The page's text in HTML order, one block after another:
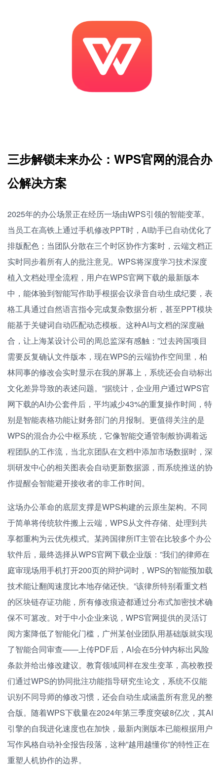
三步解锁未来办公：WPS官网的混合办
公解决方案
2025年的办公场景正在经历一场由WPS引领的智能变革。
当员工在高铁上通过手机修改PPT时，AI助手已自动优化了
排版配色；当团队分散在三个时区协作方案时，云端文档正
实时同步着所有人的批注意见。WPS将深度学习技术深度
植入文档处理全流程，用户在WPS官网下载的最新版本
中，能体验到智能写作助手根据会议录音自动生成纪要，表
格工具通过自然语言指令完成复杂数据分析，甚至PPT模块
能基于关键词自动匹配动态模板。这种AI与文档的深度融
合，让上海某设计公司的周总监深有感触：”过去跨国项目
需要反复确认文件版本，现在WPS的云端协作空间里，柏
林同事的修改会实时显示在我的屏幕上，系统还会自动标出
文化差异导致的表述问题。”据统计，企业用户通过WPS官
网下载的AI办公套件后，平均减少43%的重复操作时间，特
别是智能表格功能让财务部门的月报制。更值得关注的是
WPS的混合办公中枢系统，它像智能交通管制般协调着远
程团队的工作流，当北京团队在文档中添加市场数据时，深
圳研发中心的相关图表会自动更新数据源，而系统推送的协
作提醒会智能避开接收者的非工作时间。
这场办公革命的底层支撑是WPS构建的云原生架构。不同
于简单将传统软件搬上云端，WPS从文件存储、处理到共
享都重构为云优先模式。某跨国律所IT主管在比较多个办公
软件后，最终选择从WPS官网下载企业版：”我们的律师在
庭审现场用手机打开200页的辩护词时，WPS的智能预加载
技术能让翻阅速度比本地存储还快。”该律所特别看重文档
的区块链存证功能，所有修改痕迹都通过分布式加密技术确
保不可篡改。对于中小企业来说，WPS官网提供的灵活订
阅方案降低了智能化门槛，广州某创业团队用基础版就实现
了智能合同审查——上传PDF后，AI会在5分钟内标出风险
条款并给出修改建议。教育领域同样在发生变革，高校教授
们通过WPS的协同批注功能指导研究生论文，系统不仅能
识别不同导师的修改习惯，还会自动生成涵盖所有意见的整
合版。随着WPS下载量在2024年第三季度突破8亿次，其AI
引擎的自我进化速度也在加快，最新内测版本已能根据用户
写作风格自动补全报告段落，这种”越用越懂你”的特性正在
重塑人机协作的边界。